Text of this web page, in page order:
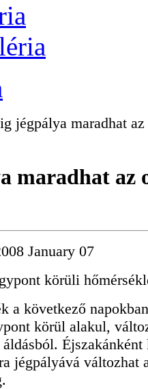
jégpálya maradhat az
maradhat az
January 07
körüli
a következő
körül alakul,
Éjszakánként
jégpályává változhat